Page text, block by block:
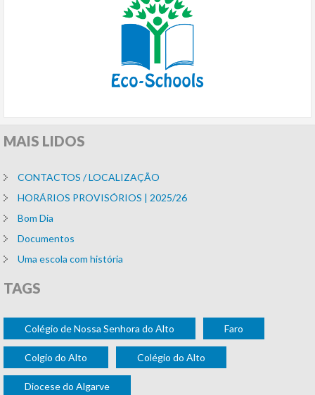
MAIS LIDOS
CONTACTOS / LOCALIZAÇÃO
HORÁRIOS PROVISÓRIOS | 2025/26
Bom Dia
Documentos
Uma escola com história
TAGS
Colégio de Nossa Senhora do Alto Faro
Colgio do Alto Colégio do Alto
Diocese do Algarve